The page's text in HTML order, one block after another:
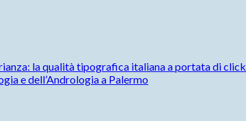
la qualità tipografica italiana a portata di click
e dell’Andrologia a Palermo